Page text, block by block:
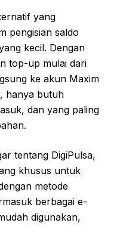
yang
pengisian saldo
kecil. Dengan
top-up mulai dari
ke akun Maxim
hanya butuh
dan yang paling
tentang DigiPulsa,
khusus untuk
metode
berbagai e-
digunakan,